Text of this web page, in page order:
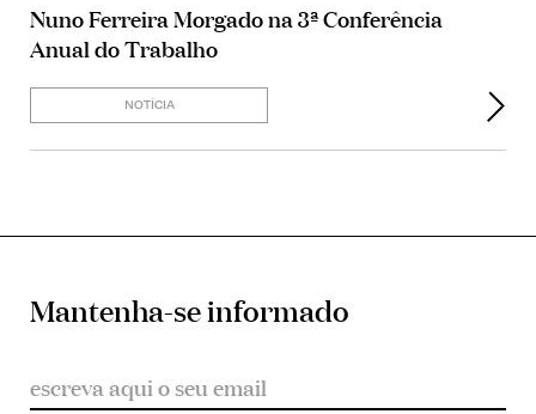
Nuno Ferreira Morgado na 3ª Conferência
Anual do Trabalho
NOTÍCIA
Mantenha-se informado